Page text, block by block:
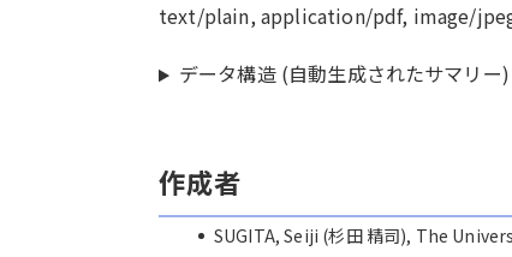
text/plain, application/pdf, image/
データ構造 (自動生成されたサマリー)
作成者
SUGITA, Seiji (杉田 精司), The